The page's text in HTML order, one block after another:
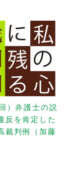
）弁護士の説
反を肯定した
裁判例（加藤